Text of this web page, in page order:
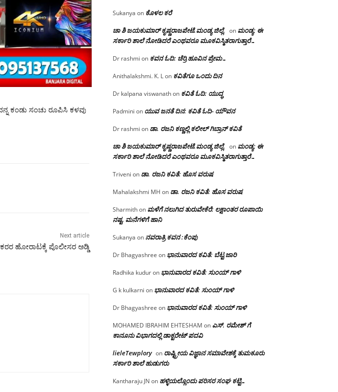
ಕಂಡು ಸಂಚು ರೂಪಿಸಿ ಕಳವು
Next article
ಹೋರಾಟಕ್ಕೆ ಪೊಲೀಸರ ಅಡ್ಡಿ
Sukanya on ಕೊಳಲ ಕರೆ
ಚಾ ಶಿ ಜಯಕುಮಾರ್ ಕೃಷ್ಣರಾಜಪೇಟೆ.ಮಂಡ್ಯ ಜಿಲ್ಲೆ. on ಮಂಡ್ಯ: ಈ
ಸರ್ಕಾರಿ ಶಾಲೆ ನೋಡಿದರೆ ಎಂಥವರೂ ಮೂಕವಿಸ್ಮಿತರಾಗುತ್ತಾರೆ…
Dr rashmi on ಕವನ ಓದಿ: ಚೆರ್ರಿ ಹೂವಿನ ಪ್ರೇಮ…
Anithalakshmi. K. Lon ಕವಿತೆಗೂ ಒಂದು ದಿನ
Dr kalpana viswanathon ಕವಿತೆ ಓದಿ: ಯುದ್ಧ
Padmini on ಯುವ ಜನತೆ ದಿನ: ಕವಿತೆ ಓದಿ- ಯೌವನ
Dr rashmi on ಡಾ. ರಜನಿ‌ ಕಣ್ಣಲ್ಲಿ ಕಲೀಲ್ ಗಿಬ್ರಾನ್ ಕವಿತೆ
ಚಾ ಶಿ ಜಯಕುಮಾರ್ ಕೃಷ್ಣರಾಜಪೇಟೆ.ಮಂಡ್ಯ ಜಿಲ್ಲೆ. on ಮಂಡ್ಯ: ಈ
ಸರ್ಕಾರಿ ಶಾಲೆ ನೋಡಿದರೆ ಎಂಥವರೂ ಮೂಕವಿಸ್ಮಿತರಾಗುತ್ತಾರೆ…
Triveni on ಡಾ. ರಜನಿ ಕವಿತೆ: ಹೊಸ ವರುಷ
Mahalakshmi MH on ಡಾ. ರಜನಿ ಕವಿತೆ: ಹೊಸ ವರುಷ
Sharmithon ಮಳೆಗೆ ನಲುಗಿದ ತುರುವೇಕೆರೆ: ಲಕ್ಷಾಂತರ ರೂಪಾಯಿ
ನಷ್ಟ, ಮನೆಗಳಿಗೆ ಹಾನಿ
Sukanya on ನವರಾತ್ರಿ ಕವನ :ಕೆಂಪು
Dr Bhagyashree on ಭಾನುವಾರದ ಕವಿತೆ: ಬೆಟ್ಟ ಜಾರಿ
Radhika kuduron ಭಾನುವಾರದ ಕವಿತೆ: ಸುಂಯ್ ಗಾಳಿ
G k kulkarni on ಭಾನುವಾರದ ಕವಿತೆ: ಸುಂಯ್ ಗಾಳಿ
Dr Bhagyashree on ಭಾನುವಾರದ ಕವಿತೆ: ಸುಂಯ್ ಗಾಳಿ
MOHAMED IBRAHIM EHTESHAM on ಎಸ್. ರಮೇಶ್ ಗೆ
ಕಾನೂನು ವಿಭಾಗದಲ್ಲಿ ಡಾಕ್ಟರೇಟ್ ಪದವಿ
lieleTewplory on ರಾಷ್ಟ್ರೀಯ ವಿಜ್ಞಾನ ಸಮಾವೇಶಕ್ಕೆ‌ ತುಮಕೂರು
ಸರ್ಕಾರಿ ಶಾಲೆ ಹುಡುಗರು
Kantharaju JN on ಹಳ್ಳಿಯಲ್ಲೊಂದು ಪರಿಸರ ಸಂಘ ಕಟ್ಟಿ…